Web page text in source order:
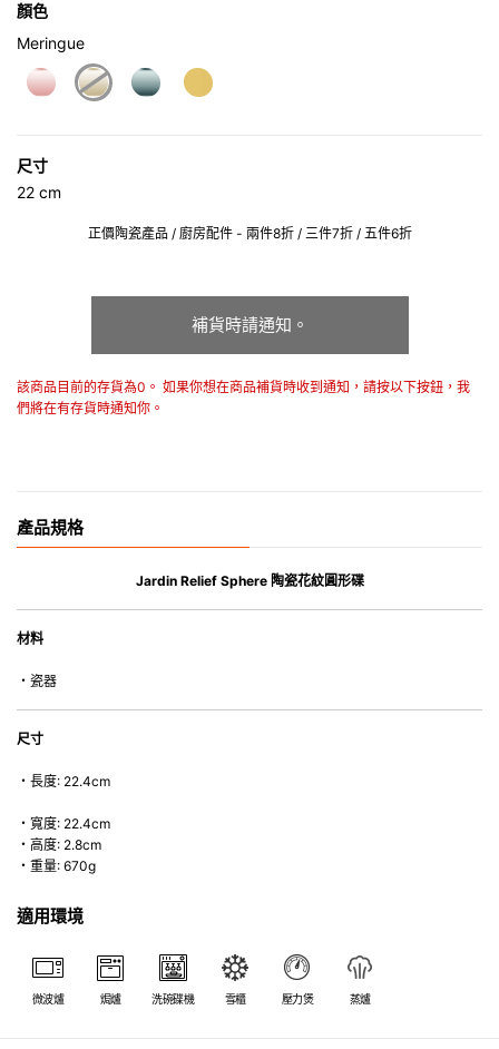
顏色
Meringue
尺寸
22 cm
正價陶瓷產品 / 廚房配件 - 兩件8折 / 三件7折 / 五件6折
補貨時請通知。
該商品目前的存貨為0。 如果你想在商品補貨時收到通知，請按以下按鈕，我
們將在有存貨時通知你。
產品規格
Jardin Relief Sphere 陶瓷花紋圓形碟
材料
・瓷器
尺寸
・長度: 22.4cm
・寬度: 22.4cm
・高度: 2.8cm
・重量: 670g
適用環境
微波爐 焗爐 洗碗碟機 雪櫃 壓力煲 蒸爐